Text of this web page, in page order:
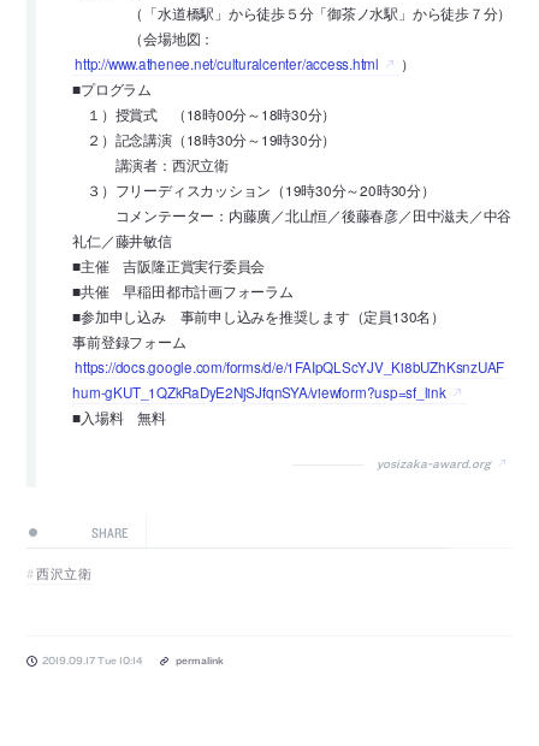
（「水道橋駅」から徒歩５分「御茶ノ水駅」から徒歩７分）
（会場地図：
http://www.athenee.net/culturalcenter/access.html
）
■プログラム
１）授賞式 （18時00分～18時30分）
２）記念講演（18時30分～19時30分）
講演者：西沢立衛
３）フリーディスカッション（19時30分～20時30分）
コメンテーター：内藤廣／北山恒／後藤春彦／田中滋夫／中谷
礼仁／藤井敏信
■主催 吉阪隆正賞実行委員会
■共催 早稲田都市計画フォーラム
■参加申し込み 事前申し込みを推奨します（定員130名）
事前登録フォーム
https://docs.google.com/forms/d/e/1FAIpQLScYJV_Ki8bUZhKsnzUAF
hum-gKUT_1QZkRaDyE2NjSJfqnSYA/viewform?usp=sf_link
■入場料 無料
yosizaka-award.org
SHARE
西沢立衛
2019.09.17 Tue 10:14 permalink